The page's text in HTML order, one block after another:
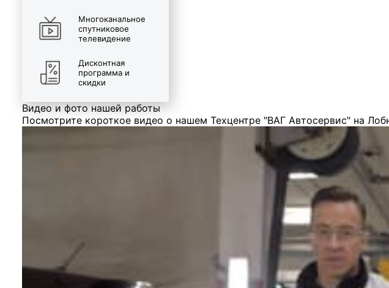
Многоканальное
спутниковое
телевидение
Дисконтная
программа и
скидки
Видео и фото нашей работы
Посмотрите короткое видео о нашем Техцентре "ВАГ Автосервис" на